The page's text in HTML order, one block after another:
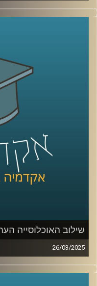
בפרק הקודם דיברנו קצת
לאוכלוסיות, למה בכלל
הערבית אל מול החברה
בפרק הזה נדבר יותר על
ללמוד יותר גברים
ערביים למדו יותר
ולמה האוכלוסייה הערבית
שוב איתנו ד״ר מריאן
למדיניות כלכלית בבית
רייכמן, ועומדת בראש
קרדיט תמונות:
שילוב האוכלוסייה
26/03/2025
סוגיית התעסוקה של
המשמעותיים מול